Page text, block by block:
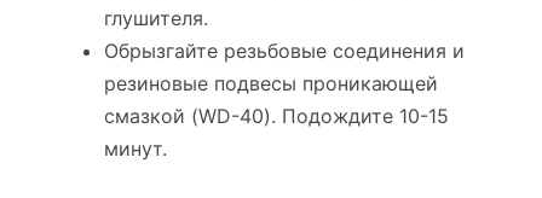
глушителя.
Обрызгайте резьбовые соединения и
резиновые подвесы проникающей
смазкой (WD-40). Подождите 10-15
минут.